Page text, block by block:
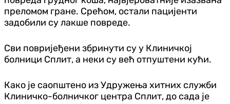
преломом гране. Срећом, остали пацијенти
задобили су лакше повреде.
Сви повријеђени збринути су у Клиничкој
болници Сплит, а неки су већ отпуштени кући.
Како је саопштено из Удружења хитних служби
Клиничко-болничког центра Сплит, до сада је